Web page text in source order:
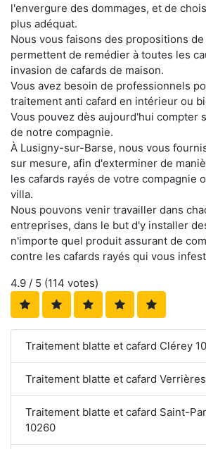
l'envergure des dommages, et de
plus adéquat.
Nous vous faisons des propositions
permettent de remédier à toutes les
invasion de cafards de maison.
Vous avez besoin de professionnels
traitement anti cafard en intérieur ou
Vous pouvez dès aujourd'hui compter
de notre compagnie.
À Lusigny-sur-Barse, nous vous
sur mesure, afin d'exterminer de
les cafards rayés de votre compagnie
villa.
Nous pouvons venir travailler dans
entreprises, dans le but d'y installer
n'importe quel produit assurant de
contre les cafards rayés qui vous
4.9 / 5 (114 votes)
Traitement blatte et cafard Clérey
Traitement blatte et cafard
Traitement blatte et cafard Saint-
10260